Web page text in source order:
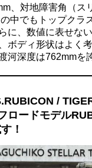
、対地障害角（ス
中でもトップクラ
に、数値に表せな
ボディ形状はよく
河深度は762mmを
/
ロードモデル
！